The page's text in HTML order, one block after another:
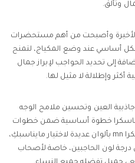
وتألق.
الأخيرة وأصبحت من أهم مستحضرات
أساسي عند وضع المكياج، لتمنح
إلى تحديد الحواجب لإبراز جمال
أكثر وإطلالة لا مثيل لها.
العين وتحسين ملامح الوجه
خطوة أساسية ضمن خطوات
وضع الميك اب، كما تتوفر انواع ماسكرا mn بألوان عديدة لاختيار مايناسبكِ،
درجة لون الحاجبين، خاصة لأصحاب